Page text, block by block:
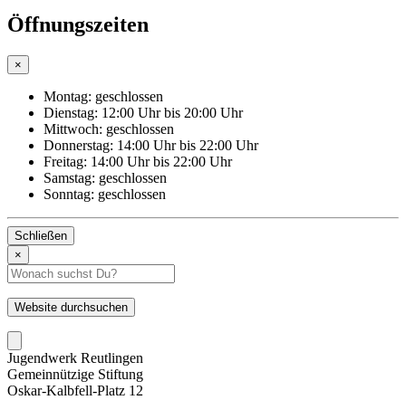
Öffnungszeiten
×
Montag: geschlossen
Dienstag: 12:00 Uhr bis 20:00 Uhr
Mittwoch: geschlossen
Donnerstag: 14:00 Uhr bis 22:00 Uhr
Freitag: 14:00 Uhr bis 22:00 Uhr
Samstag: geschlossen
Sonntag: geschlossen
Schließen
×
Suchbegriff
eingeben
Website durchsuchen
Jugendwerk Reutlingen
Gemeinnützige Stiftung
Oskar-Kalbfell-Platz 12